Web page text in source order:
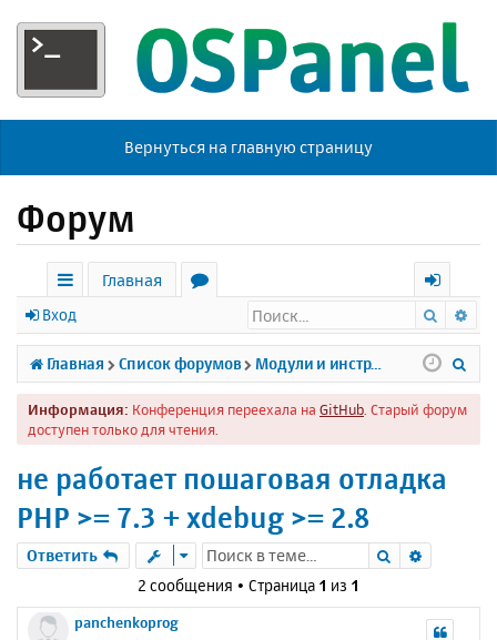
Вернуться на главную страницу
Форум
с
ы
л
к
Главная
р
у
м
х
о
д
Вход Поиск
Главная Список форумов Модули и инструменты
Информация: Конференция переехала на GitHub . Старый форум
доступен только для чтения.
не работает пошаговая отладка
PHP >= 7.3 + xdebug >= 2.8
Ответить Поиск
2 сообщения • Страница 1 из 1
panchenkoprog